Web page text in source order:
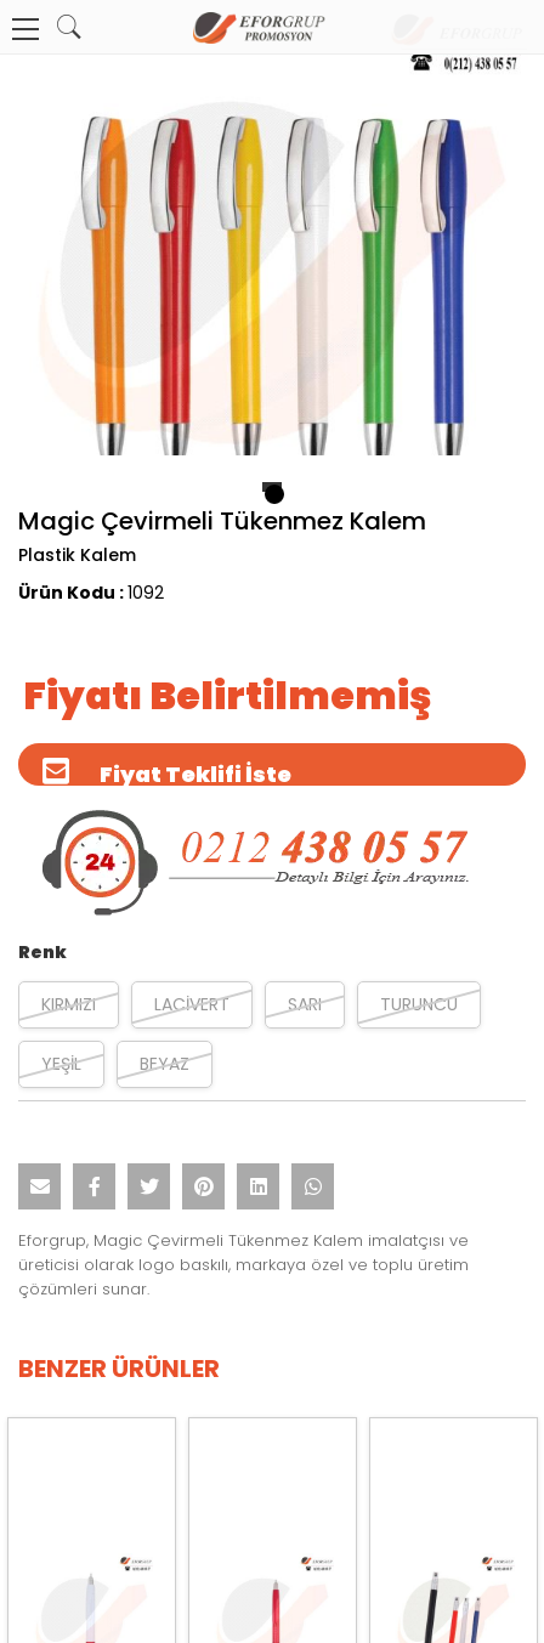
Magic Çevirmeli Tükenmez Kalem
Plastik Kalem
Ürün Kodu :1092
Fiyatı Belirtilmemiş
Fiyat Teklifi İste
Renk
KIRMIZI LACİVERT SARI TURUNCU
YEŞİL BEYAZ
Eforgrup, Magic Çevirmeli Tükenmez Kalem imalatçısı ve
üreticisi olarak logo baskılı, markaya özel ve toplu üretim
çözümleri sunar.
BENZER ÜRÜNLER